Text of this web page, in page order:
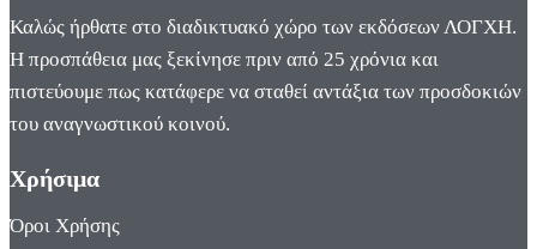
Καλώς ήρθατε στο διαδικτυακό χώρο των εκδόσεων ΛΟΓΧΗ.
Η προσπάθεια μας ξεκίνησε πριν από 25 χρόνια και
πιστεύουμε πως κατάφερε να σταθεί αντάξια των προσδοκιών
του αναγνωστικού κοινού.
Χρήσιμα
Όροι Χρήσης